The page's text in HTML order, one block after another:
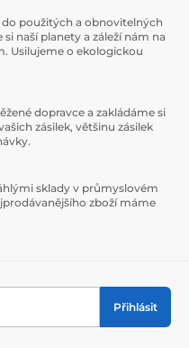
do použitých a obnovitelných
naší planety a záleží nám na
Usilujeme o ekologickou
dopravce a zakládáme si
zásilek, většinu zásilek
sklady v průmyslovém
zboží máme
Přihlásit